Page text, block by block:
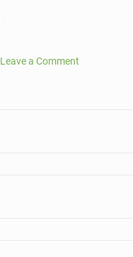
Leave a Comment